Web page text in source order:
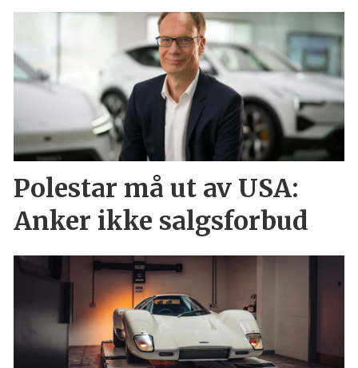
Polestar må ut av USA:
Anker ikke salgsforbud